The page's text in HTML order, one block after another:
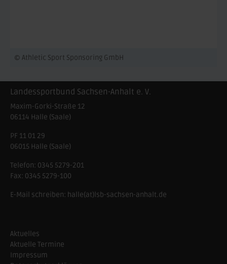
© Athletic Sport Sponsoring GmbH
Landessportbund Sachsen-Anhalt e. V.
Maxim-Gorki-Straße 12
06114 Halle (Saale)
PF 11 01 29
06015 Halle (Saale)
Telefon: 0345 5279-201
Fax: 0345 5279-100
E-Mail schreiben: halle(at)lsb-sachsen-anhalt.de
Aktuelles
Aktuelle Termine
Impressum